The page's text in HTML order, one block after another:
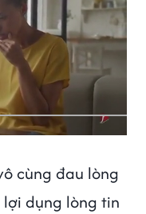
cùng đau lòng
dụng lòng tin